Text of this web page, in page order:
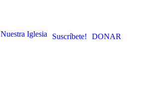
Nuestra Iglesia Suscríbete! DONAR